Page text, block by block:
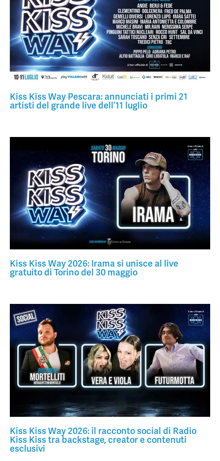
Kiss Kiss Way Pescara: annunciati i primi 21
artisti del grande live dell’11 luglio
Kiss Kiss Way 2026: Irama si unisce al live
gratuito di Torino del 30 maggio
Kiss Kiss Way 2026: il racconto social di Radio
Kiss Kiss tra backstage, creator e contenuti
esclusivi